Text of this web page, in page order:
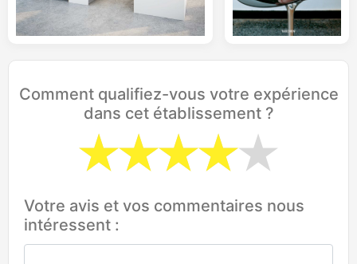
Comment qualifiez-vous votre expérience
dans cet établissement ?
Votre avis et vos commentaires nous
intéressent :